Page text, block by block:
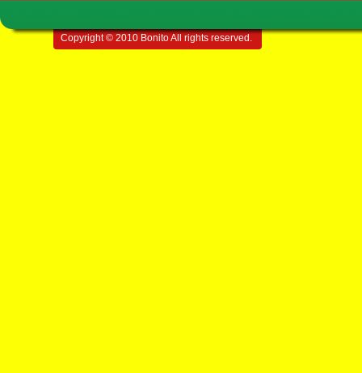
Copyright © 2010 Bonito All rights reserved.